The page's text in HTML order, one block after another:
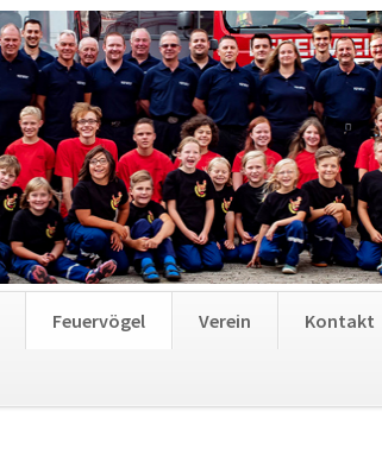
Feuervögel Verein Kontakt